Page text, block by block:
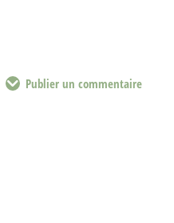
Publier un commentaire